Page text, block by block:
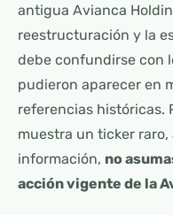
antigua Avianca
reestructuración y la
debe confundirse con
pudieron aparecer en
referencias históricas.
muestra un ticker
información, no
acción vigente de la